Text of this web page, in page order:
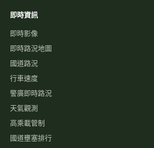
即時資訊
即時影像
即時路況地圖
國道路況
行車速度
警廣即時路況
天氣觀測
高乘載管制
國道壅塞排行